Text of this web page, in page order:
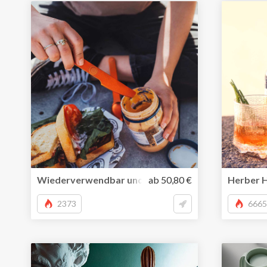
Wiederverwendbar und magnetisch – cooles
ab 50,80 €
2373
Herber
6665